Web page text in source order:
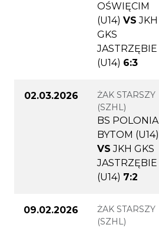
OŚWIĘCIM
(U14) VS JKH
GKS
JASTRZĘBIE
(U14) 6:3
02.03.2026
ŻAK STARSZY
(SZHL)
BS POLONIA
BYTOM (U14)
VS JKH GKS
JASTRZĘBIE
(U14) 7:2
09.02.2026
ŻAK STARSZY
(SZHL)